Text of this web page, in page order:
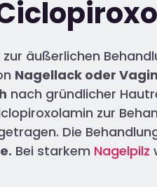
äußerlichen
Nagellack oder
nach gründlicher
zur
Die
Bei starkem Nagelpilz